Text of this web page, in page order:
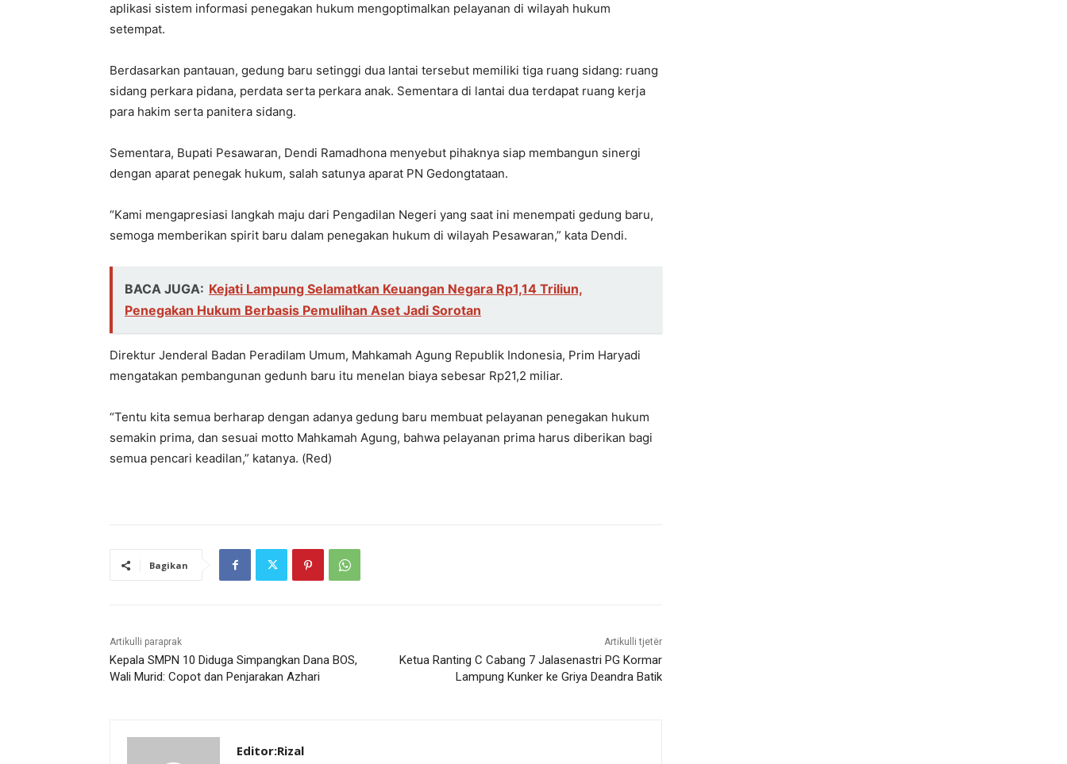
aplikasi sistem informasi penegakan hukum mengoptimalkan pelayanan di wilayah hukum
setempat.
Berdasarkan pantauan, gedung baru setinggi dua lantai tersebut memiliki tiga ruang sidang: ruang
sidang perkara pidana, perdata serta perkara anak. Sementara di lantai dua terdapat ruang kerja
para hakim serta panitera sidang.
Sementara, Bupati Pesawaran, Dendi Ramadhona menyebut pihaknya siap membangun sinergi
dengan aparat penegak hukum, salah satunya aparat PN Gedongtataan.
“Kami mengapresiasi langkah maju dari Pengadilan Negeri yang saat ini menempati gedung baru,
semoga memberikan spirit baru dalam penegakan hukum di wilayah Pesawaran,” kata Dendi.
BACA JUGA: Kejati Lampung Selamatkan Keuangan Negara Rp1,14 Triliun,
Penegakan Hukum Berbasis Pemulihan Aset Jadi Sorotan
Direktur Jenderal Badan Peradilam Umum, Mahkamah Agung Republik Indonesia, Prim Haryadi
mengatakan pembangunan gedunh baru itu menelan biaya sebesar Rp21,2 miliar.
“Tentu kita semua berharap dengan adanya gedung baru membuat pelayanan penegakan hukum
semakin prima, dan sesuai motto Mahkamah Agung, bahwa pelayanan prima harus diberikan bagi
semua pencari keadilan,” katanya. (Red)
Bagikan
Artikulli paraprak
Kepala SMPN 10 Diduga Simpangkan Dana BOS,
Wali Murid: Copot dan Penjarakan Azhari
Artikulli tjetër
Ketua Ranting C Cabang 7 Jalasenastri PG Kormar
Lampung Kunker ke Griya Deandra Batik
Editor:Rizal